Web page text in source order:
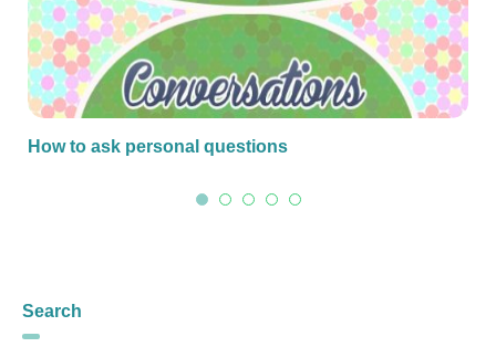
How to ask personal questions
Search